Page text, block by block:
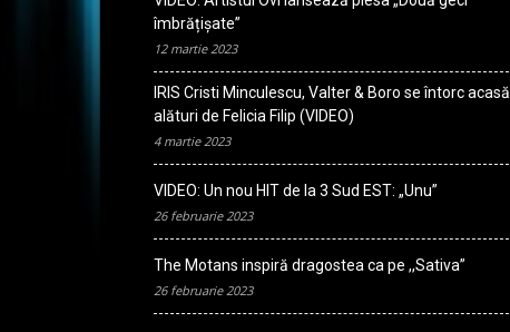
îmbrățișate”
12 martie 2023
IRIS Cristi Minculescu, Valter & Boro se întorc acasă
alături de Felicia Filip (VIDEO)
4 martie 2023
VIDEO: Un nou HIT de la 3 Sud EST: „Unu”
26 februarie 2023
The Motans inspiră dragostea ca pe ,,Sativa”
26 februarie 2023